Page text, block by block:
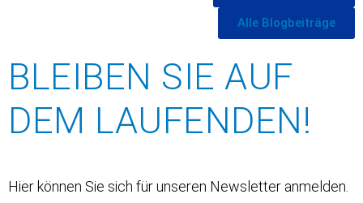
Alle Blogbeiträge
BLEIBEN SIE AUF
DEM LAUFENDEN!
Hier können Sie sich für unseren Newsletter anmelden.